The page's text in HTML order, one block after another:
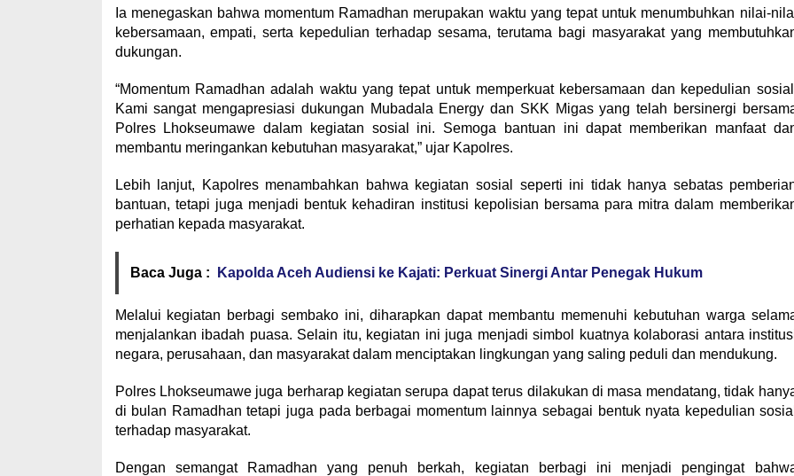
Ia menegaskan bahwa momentum Ramadhan merupakan waktu yang tepat untuk menumbuhkan nilai-
kebersamaan, empati, serta kepedulian terhadap sesama, terutama bagi masyarakat yang
dukungan.
“Momentum Ramadhan adalah waktu yang tepat untuk memperkuat kebersamaan dan kepedulian
Kami sangat mengapresiasi dukungan Mubadala Energy dan SKK Migas yang telah bersinergi
Polres Lhokseumawe dalam kegiatan sosial ini. Semoga bantuan ini dapat memberikan manfaat
membantu meringankan kebutuhan masyarakat,” ujar Kapolres.
Lebih lanjut, Kapolres menambahkan bahwa kegiatan sosial seperti ini tidak hanya sebatas
bantuan, tetapi juga menjadi bentuk kehadiran institusi kepolisian bersama para mitra dalam
perhatian kepada masyarakat.
Baca Juga : Kapolda Aceh Audiensi ke Kajati: Perkuat Sinergi Antar Penegak Hukum
Melalui kegiatan berbagi sembako ini, diharapkan dapat membantu memenuhi kebutuhan warga
menjalankan ibadah puasa. Selain itu, kegiatan ini juga menjadi simbol kuatnya kolaborasi antara
negara, perusahaan, dan masyarakat dalam menciptakan lingkungan yang saling peduli dan mendukung.
Polres Lhokseumawe juga berharap kegiatan serupa dapat terus dilakukan di masa mendatang, tidak
di bulan Ramadhan tetapi juga pada berbagai momentum lainnya sebagai bentuk nyata kepedulian sosial
terhadap masyarakat.
Dengan semangat Ramadhan yang penuh berkah, kegiatan berbagi ini menjadi pengingat